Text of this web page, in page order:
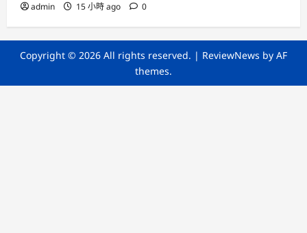
admin 15 小時 ago 0
Copyright © 2026 All rights reserved. | ReviewNews by AF
themes.